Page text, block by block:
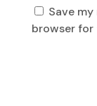
Save
browser